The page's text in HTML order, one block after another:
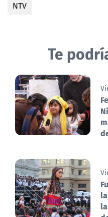
NTV
Te